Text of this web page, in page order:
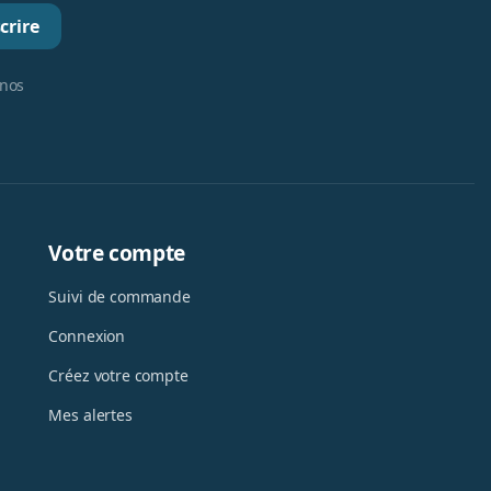
Votre compte
Suivi de commande
Connexion
Créez votre compte
Mes alertes